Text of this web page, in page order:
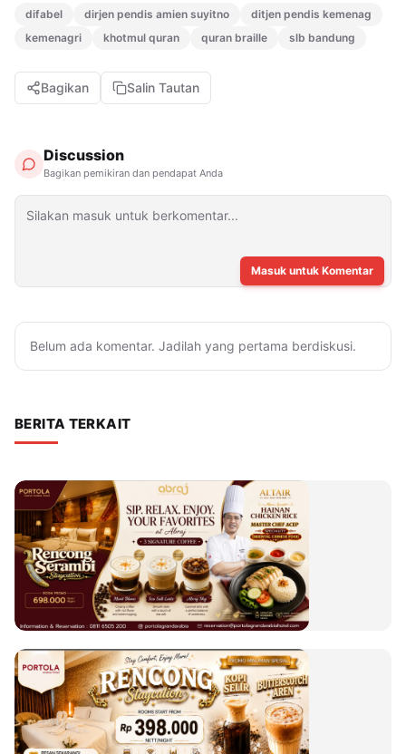
difabel dirjen pendis amien suyitno
ditjen pendis kemenag
kemenagri
khotmul quran quran braille slb bandung
Bagikan Salin Tautan
Discussion
Bagikan pemikiran dan pendapat Anda
Masuk untuk Komentar
Belum ada komentar. Jadilah yang pertama berdiskusi.
BERITA TERKAIT